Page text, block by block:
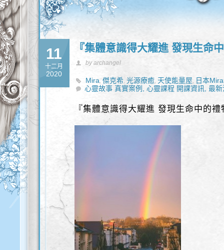
11
十二月
2020
『集體意識得大耀進 發現生命
by archangel
Mira,傑克希,光源療癒, 天使能量屋, 日本
心靈故事 真實案例,心靈課程 開課資訊,最
『集體意識得大耀進 發現生命中的禮